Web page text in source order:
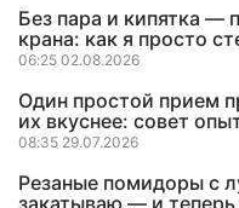
Без пара и кипятка —
крана: как я просто
06:25 02.08.2026
Один простой прием
их вкуснее: совет
08:35 29.07.2026
Резаные помидоры с
закатываю — и